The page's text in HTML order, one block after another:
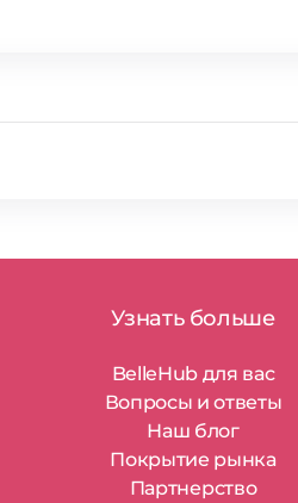
Узнать больше
BelleHub для вас
Вопросы и ответы
Наш блог
Покрытие рынка
Партнерство